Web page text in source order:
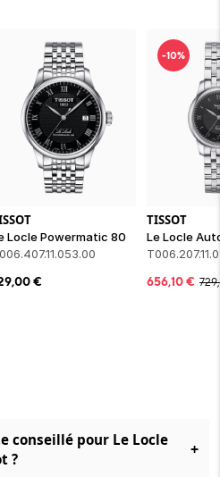
Locle Powermatic 80
€
-10%
TISSOT
656,10€
conseillé pour Le Locle
?
+